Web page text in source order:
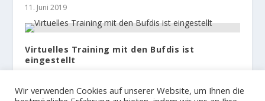
11. Juni 2019
Virtuelles Training mit den Bufdis ist
eingestellt
Wir verwenden Cookies auf unserer Website, um Ihnen die